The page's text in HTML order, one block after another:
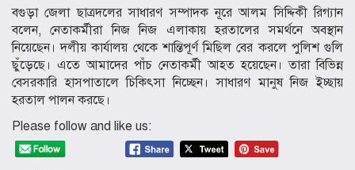
বগুড়া জেলা ছাত্রদলের সাধারণ সম্পাদক নূরে আলম সিদ্দিকী রিগ্যান
বলেন, নেতাকর্মীরা নিজ নিজ এলাকায় হরতালের সমর্থনে অবস্থান
নিয়েছেন। দলীয় কার্যালয় থেকে শান্তিপূর্ণ মিছিল বের করলে পুলিশ গুলি
ছুঁড়েছে। এতে আমাদের পাঁচ নেতাকর্মী আহত হয়েছেন। তারা বিভিন্ন
বেসরকারি হাসপাতালে চিকিৎসা নিচ্ছেন। সাধারণ মানুষ নিজ ইচ্ছায়
হরতাল পালন করছে।
Please follow and like us: